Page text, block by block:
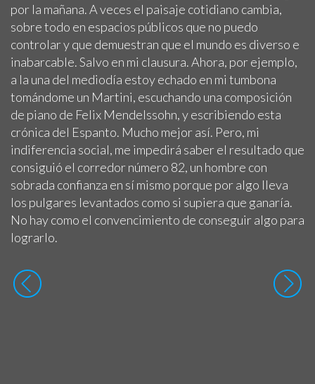
por la mañana. A veces el paisaje cotidiano cambia,
sobre todo en espacios públicos que no puedo
controlar y que demuestran que el mundo es diverso e
inabarcable. Salvo en mi clausura. Ahora, por ejemplo,
a la una del mediodía estoy echado en mi tumbona
tomándome un Martini, escuchando una composición
de piano de Felix Mendelssohn, y escribiendo esta
crónica del Espanto. Mucho mejor así. Pero, mi
indiferencia social, me impedirá saber el resultado que
consiguió el corredor número 82, un hombre con
sobrada confianza en sí mismo porque por algo lleva
los pulgares levantados como si supiera que ganaría.
No hay como el convencimiento de conseguir algo para
lograrlo.